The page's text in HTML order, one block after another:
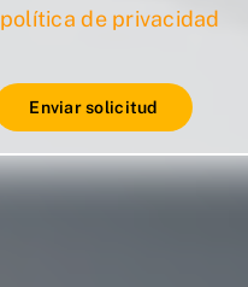
política de privacidad
Enviar solicitud